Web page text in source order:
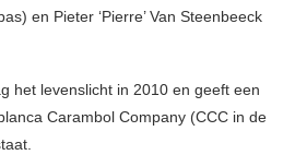
en Pieter ‘Pierre’ Van Steenbeeck
het levenslicht in 2010 en geeft een
Carambol Company (CCC in de